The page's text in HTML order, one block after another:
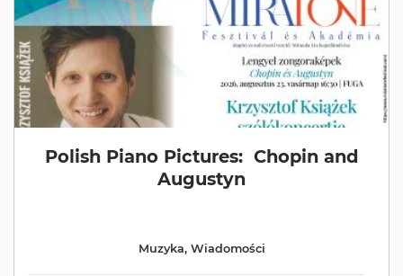
Polish Piano Pictures: Chopin and
Augustyn
Muzyka, Wiadomości